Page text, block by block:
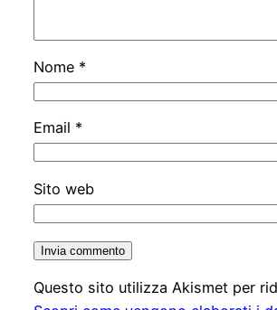
Nome *
Email *
Sito web
Questo sito utilizza Akismet per